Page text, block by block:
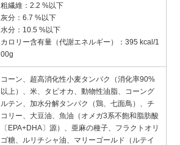
粗繊維：2.2 %以下
灰分：6.7 %以下
水分：10.5 %以下
カロリー含有量（代謝エネルギー）：395 kcal/1
00g
コーン、超高消化性小麦タンパク（消化率90%
以上）、米、タピオカ、動物性油脂、コーング
ルテン、加水分解タンパク（鶏、七面鳥）、チ
コリー、大豆油、魚油（オメガ3系不飽和脂肪酸
〔EPA+DHA〕源）、亜麻の種子、フラクトオリ
ゴ糖、ルリチシャ油、マリーゴールド（ルテイ